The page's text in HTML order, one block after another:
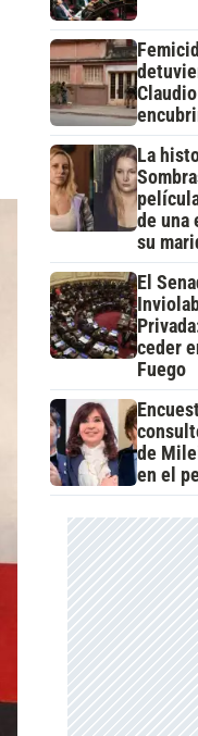
La
de una
su
El
ceder
Fuego
de
en el